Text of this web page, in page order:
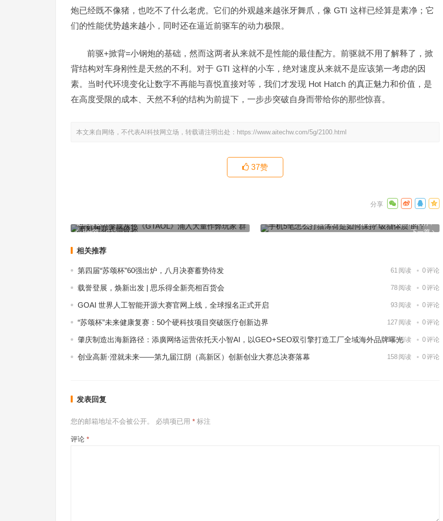
炮已经既不像猪，也吃不了什么老虎。它们的外观越来越张牙舞爪，像 GTI 这样已经算是素净；它
们的性能优势越来越小，同时还在逼近前驱车的动力极限。
前驱+掀背=小钢炮的基础，然而这两者从来就不是性能的最佳配方。前驱就不用了解释了，掀
背结构对车身刚性是天然的不利。对于 GTI 这样的小车，绝对速度从来就不是应该第一考虑的因
素。当时代环境变化让数字不再能与喜悦直接对等，我们才发现 Hot Hatch 的真正魅力和价值，是
在高度受限的成本、天然不利的结构为前提下，一步步突破自身而带给你的那些惊喜。
本文来自网络，不代表AI科技网立场，转载请注明出处： https://www.aitechw.com/5g/2100.html
37赞
上一篇
花式搞破坏
下一篇
手机5笔怎么打猫薄荷是如何保持“吸猫体质”的？
相关推荐
第四届“苏颂杯”60强出炉，八月决赛蓄势待发 61 阅读 0评论
载誉登展，焕新出发 | 思乐得全新亮相百货会 78 阅读 0评论
GOAI 世界人工智能开源大赛官网上线，全球报名正式开启 93 阅读 0评论
“苏颂杯”未来健康复赛：50个硬科技项目突破医疗创新边界 127 阅读 0评论
肇庆制造出海新路径：添廣网络运营依托天小智AI，以GEO+SEO双引擎打造工厂全域海外品牌曝光
142阅读 0评论
创业高新·澄就未来——第九届江阴（高新区）创新创业大赛总决赛落幕 158 阅读 0评论
发表回复
您的邮箱地址不会被公开。 必填项已用 * 标注
评论 *